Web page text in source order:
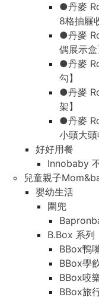
●丹麥
8格抽屜
●丹麥
偶展示盒
●丹麥
勾】
●丹麥
架】
●丹麥
小頭大頭
好好用餐
Innobaby
兒童親子
嬰幼生活
圍兜
B.Box 系列
BBox鴨
BBox學
BBox咬
BBox旅